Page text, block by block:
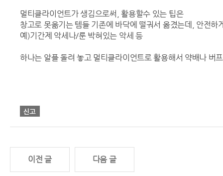
멀티클라이언트가 생김으로써, 활용할수 있는 팁은
창고로 못옮기는 템들 기존에 바닥에 떨궈서 옮겼는데, 안전하
예)기간제 악세나/룬 박혀있는 악세 등
하나는 알플 돌려 놓고 멀티클라이언트로 활용해서 약배나 버
이전 글 다음 글